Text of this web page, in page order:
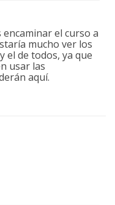
el curso a
mucho ver los
el de todos, ya que
usar las
aquí.